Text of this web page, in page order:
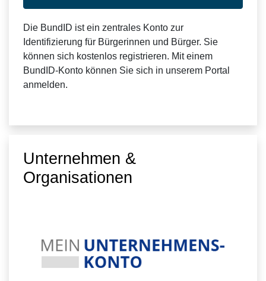
Die BundID ist ein zentrales Konto zur
Identifizierung für Bürgerinnen und Bürger. Sie
können sich kostenlos registrieren. Mit einem
BundID-Konto können Sie sich in unserem Portal
anmelden.
Unternehmen &
Organisationen